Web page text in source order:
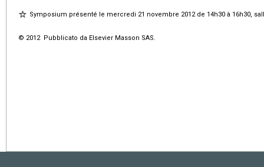
Symposium présenté le mercredi 21 novembre 2012 de 14h30 à 16h30,
© 2012 Pubblicato da Elsevier Masson SAS.